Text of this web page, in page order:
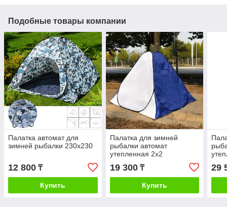
Подобные товары компании
Палатка автомат для
зимней рыбалки 230х230
12 800 ₸
Купить
Палатка для зимней
рыбалки автомат
утепленная 2х2
19 300₸
Купить
29